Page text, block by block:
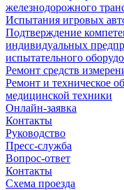
железнодорожного
Испытания игровых
Подтверждение
индивидуальных
испытательного
Ремонт средств
Ремонт и техническое
медицинской техники
Онлайн-заявка
Контакты
Руководство
Пресс-служба
Вопрос-ответ
Контакты
Схема проезда